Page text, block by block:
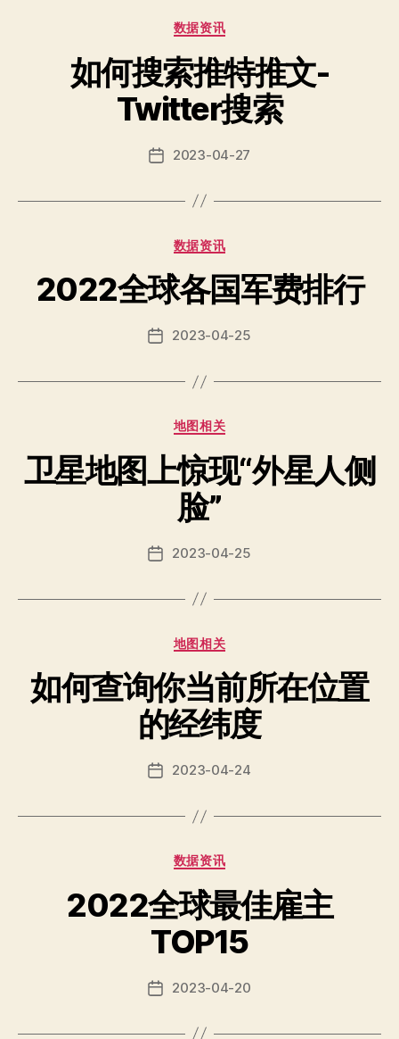
Categories
数据资讯
如何搜索推特推文-
Twitter搜索
Post2023-04-27
Categories
数据资讯
2022全球各国军费排行
Post2023-04-25
Categories
地图相关
卫星地图上惊现“外星人侧
脸”
Post2023-04-25
Categories
地图相关
如何查询你当前所在位置
的经纬度
Post2023-04-24
Categories
数据资讯
2022全球最佳雇主
TOP15
Post2023-04-20